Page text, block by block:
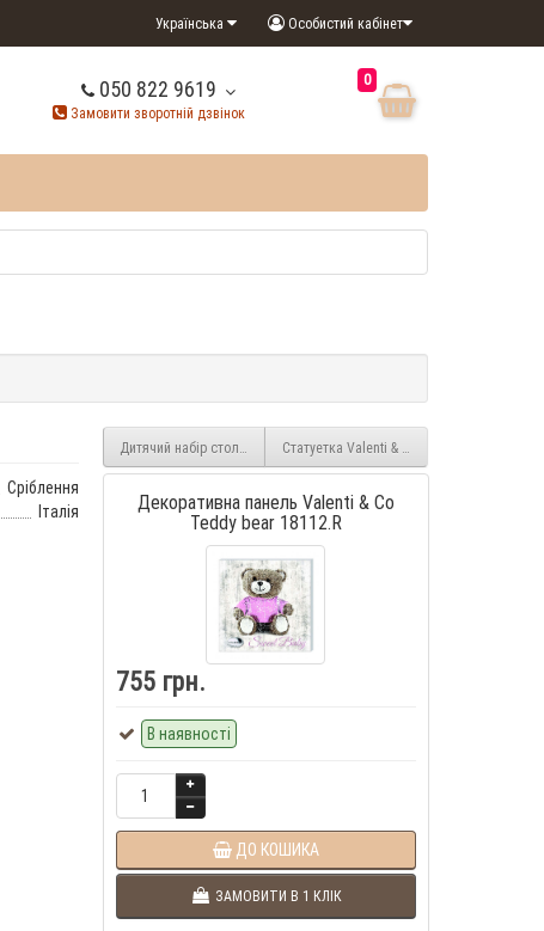
Особистий кабінет
Українська
050 822 9619
Замовити зворотній дзвінок
0
Сріблення
Італія
Дитячий набір столових приладів рожевий 75040.RA
Статуетка Valenti & Co Виноградне гроно
Декоративна панель Valenti & Co
Teddy bear 18112.R
755 грн.
В наявності
ДО КОШИКА
ЗАМОВИТИ В 1 КЛІК